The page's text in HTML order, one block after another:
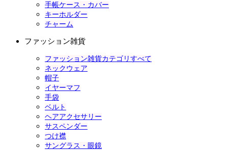
手帳ケース・カバー
キーホルダー
チャーム
ファッション雑貨
ファッション雑貨カテゴリすべて
ネックウェア
帽子
イヤーマフ
手袋
ベルト
ヘアアクセサリー
サスペンダー
つけ襟
サングラス・眼鏡